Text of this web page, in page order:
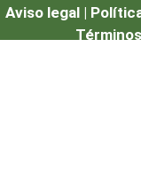
Aviso legal |